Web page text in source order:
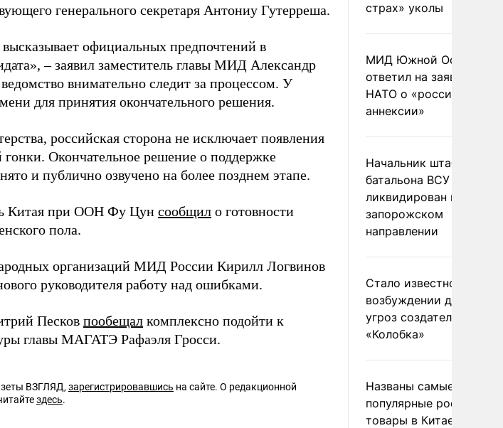
генерального секретаря Антониу Гутерреша.
официальных предпочтений в
– заявил заместитель главы МИД Александр
внимательно следит за процессом. У
для принятия окончательного решения.
российская сторона не исключает появления
Окончательное решение о поддержке
и публично озвучено на более позднем этапе.
Китая при ООН Фу Цун сообщил о готовности
пола.
организаций МИД России Кирилл Логвинов
руководителя работу над ошибками.
Песков пообещал комплексно подойти к
главы МАГАТЭ Рафаэля Гросси.
ВЗГЛЯД, зарегистрировавшись на сайте. О редакционной
здесь.
страх» уколы
МИД Южной Осетии
ответил на заявления
НАТО о «российской
аннексии»
Начальник штаба
батальона ВСУ
ликвидирован на
запорожском
направлении
Стало известно о
возбуждении дела из-
угроз создателям
«Колобка»
Названы самые
популярные российские
товары в Китае